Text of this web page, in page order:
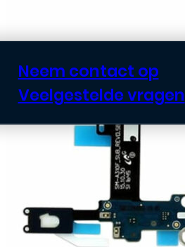
Neem contact op
Veelgestelde vragen